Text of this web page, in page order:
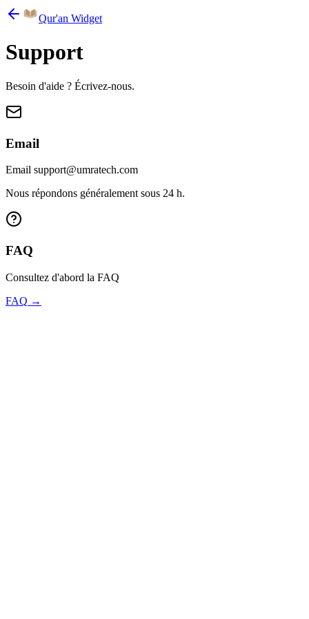
Qur'an Widget
Support
Besoin d'aide ? Écrivez-nous.
Email
Email support@umratech.com
Nous répondons généralement sous 24 h.
FAQ
Consultez d'abord la FAQ
FAQ →